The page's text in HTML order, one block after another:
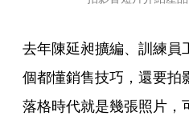
去年陳延昶擴編、訓練員
個都懂銷售技巧，還要拍
落格時代就是幾張照片，